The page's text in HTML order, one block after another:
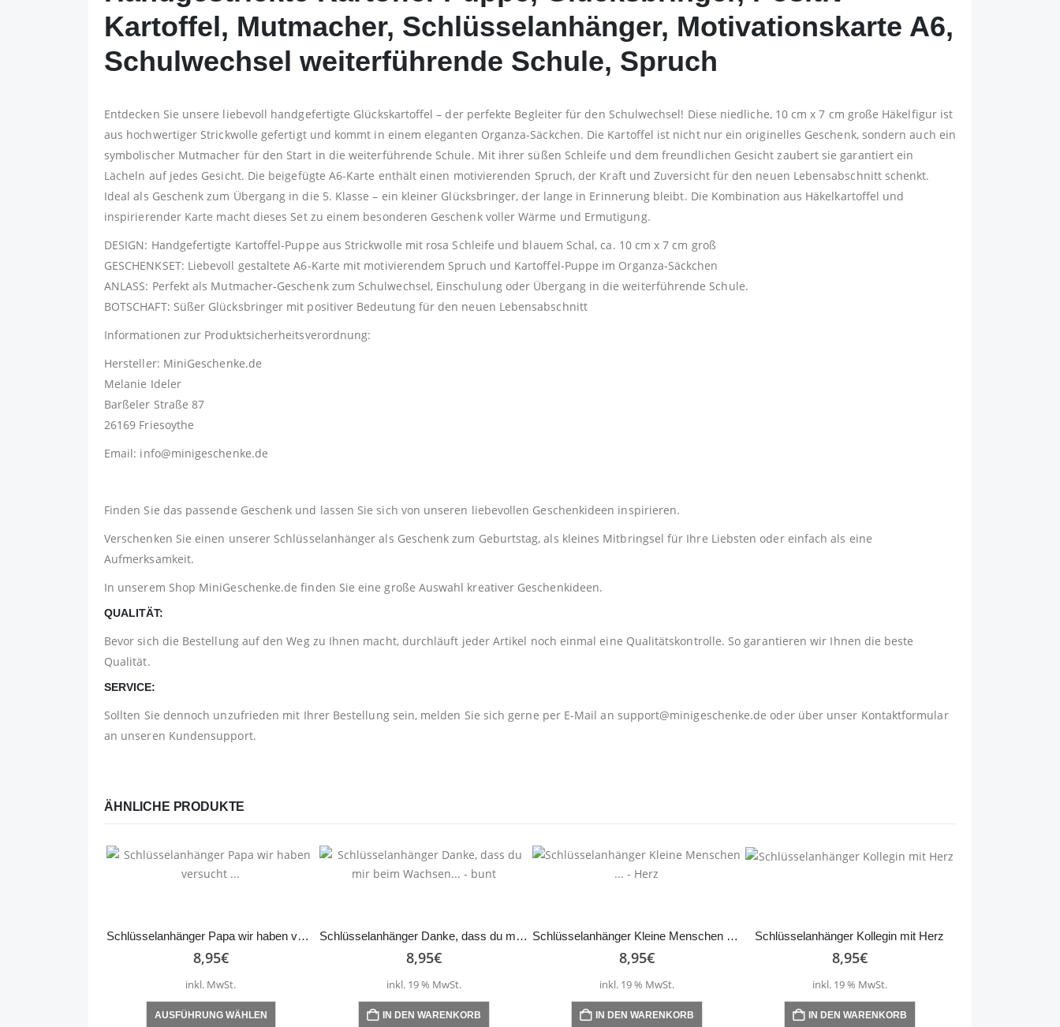
Kartoffel, Mutmacher, Schlüsselanhänger, Motivationskarte A6,
Schulwechsel weiterführende Schule, Spruch
Entdecken Sie unsere liebevoll handgefertigte Glückskartoffel – der perfekte Begleiter für den Schulwechsel! Diese niedliche, 10 cm x 7 cm große Häkelfigur ist
aus hochwertiger Strickwolle gefertigt und kommt in einem eleganten Organza-Säckchen. Die Kartoffel ist nicht nur ein originelles Geschenk, sondern auch ein
symbolischer Mutmacher für den Start in die weiterführende Schule. Mit ihrer süßen Schleife und dem freundlichen Gesicht zaubert sie garantiert ein
Lächeln auf jedes Gesicht. Die beigefügte A6-Karte enthält einen motivierenden Spruch, der Kraft und Zuversicht für den neuen Lebensabschnitt schenkt.
Ideal als Geschenk zum Übergang in die 5. Klasse – ein kleiner Glücksbringer, der lange in Erinnerung bleibt. Die Kombination aus Häkelkartoffel und
inspirierender Karte macht dieses Set zu einem besonderen Geschenk voller Wärme und Ermutigung.
DESIGN: Handgefertigte Kartoffel-Puppe aus Strickwolle mit rosa Schleife und blauem Schal, ca. 10 cm x 7 cm groß
GESCHENKSET: Liebevoll gestaltete A6-Karte mit motivierendem Spruch und Kartoffel-Puppe im Organza-Säckchen
ANLASS: Perfekt als Mutmacher-Geschenk zum Schulwechsel, Einschulung oder Übergang in die weiterführende Schule.
BOTSCHAFT: Süßer Glücksbringer mit positiver Bedeutung für den neuen Lebensabschnitt
Informationen zur Produktsicherheitsverordnung:
Hersteller: MiniGeschenke.de
Melanie Ideler
Barßeler Straße 87
26169 Friesoythe
Email: info@minigeschenke.de
Finden Sie das passende Geschenk und lassen Sie sich von unseren liebevollen Geschenkideen inspirieren.
Verschenken Sie einen unserer Schlüsselanhänger als Geschenk zum Geburtstag, als kleines Mitbringsel für Ihre Liebsten oder einfach als eine
Aufmerksamkeit.
In unserem Shop MiniGeschenke.de finden Sie eine große Auswahl kreativer Geschenkideen.
QUALITÄT:
Bevor sich die Bestellung auf den Weg zu Ihnen macht, durchläuft jeder Artikel noch einmal eine Qualitätskontrolle. So garantieren wir Ihnen die beste
Qualität.
SERVICE:
Sollten Sie dennoch unzufrieden mit Ihrer Bestellung sein, melden Sie sich gerne per E-Mail an support@minigeschenke.de oder über unser Kontaktformular
an unseren Kundensupport.
ÄHNLICHE PRODUKTE
Schlüsselanhänger Papa wir haben versucht …
8,95€
inkl. MwSt.
AUSFÜHRUNG WÄHLEN
Dieses Produkt weist mehrere Varianten auf. Die Optionen können auf der Produktseite gewählt werden
Schlüsselanhänger Danke, dass du mir beim Wachsen… – bunt
8,95€
inkl. 19 % MwSt.
IN DEN WARENKORB
Schlüsselanhänger Kleine Menschen … – Herz
8,95€
inkl. 19 % MwSt.
IN DEN WARENKORB
Schlüsselanhänger Kollegin mit Herz
8,95€
inkl. 19 % MwSt.
IN DEN WARENKORB